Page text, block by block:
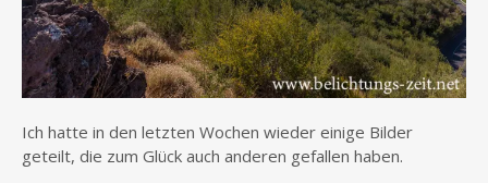
Ich hatte in den letzten Wochen wieder einige Bilder
geteilt, die zum Glück auch anderen gefallen haben.